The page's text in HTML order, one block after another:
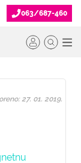
063/687-460
27. 01. 2019.